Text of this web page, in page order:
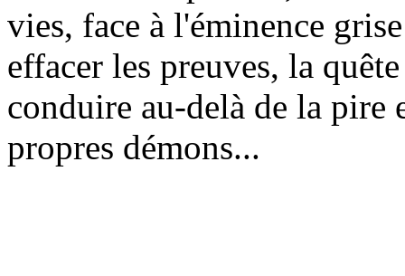
vies, face à l'éminence
effacer les preuves, la
conduire au-delà de la pire
propres démons...